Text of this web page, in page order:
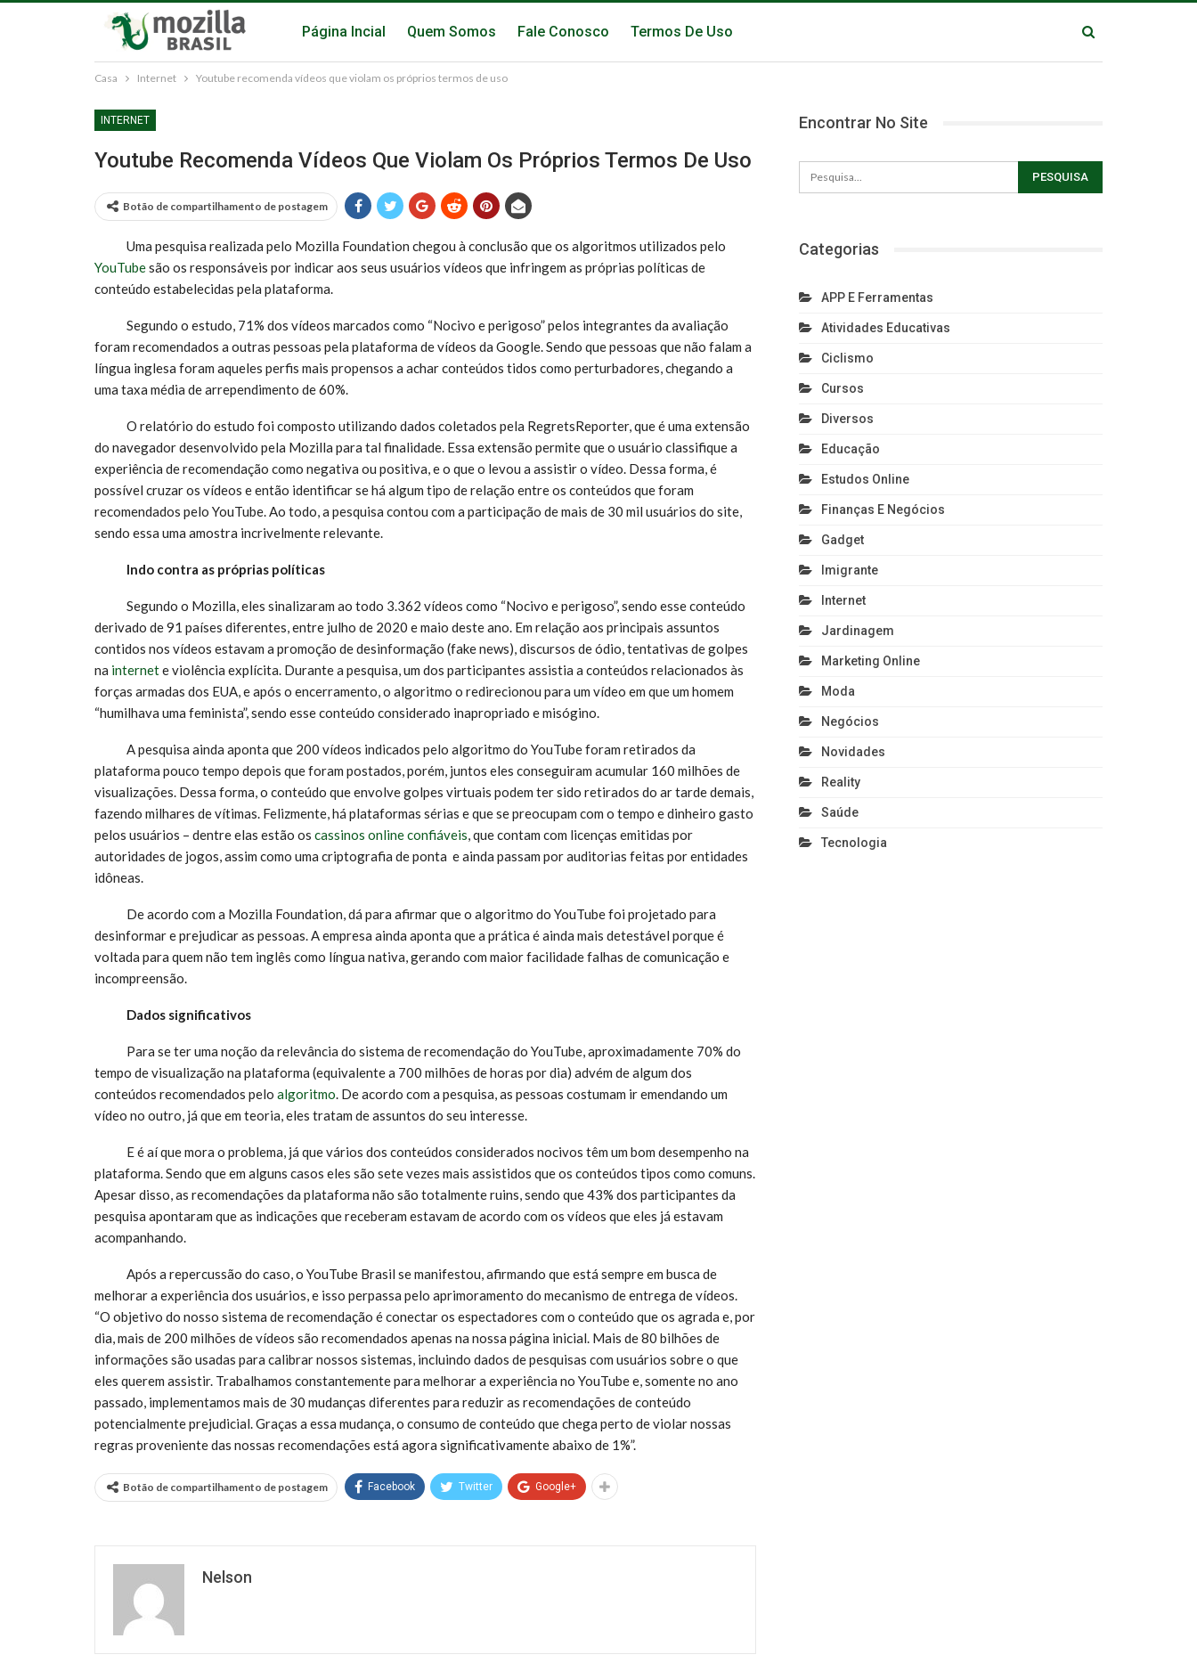
Página Incial Quem Somos Fale Conosco Termos De Uso
Casa Internet Youtube recomenda vídeos que violam os próprios termos de uso
INTERNET
Youtube Recomenda Vídeos Que Violam Os Próprios Termos De Uso
Botão de compartilhamento de postagem
Uma pesquisa realizada pelo Mozilla Foundation chegou à conclusão que os algoritmos utilizados pelo
YouTubesão os responsáveis por indicar aos seus usuários vídeos que infringem as próprias políticas de
conteúdo estabelecidas pela plataforma.
Segundo o estudo, 71% dos vídeos marcados como “Nocivo e perigoso” pelos integrantes da avaliação
foram recomendados a outras pessoas pela plataforma de vídeos da Google. Sendo que pessoas que não falam a
língua inglesa foram aqueles perfis mais propensos a achar conteúdos tidos como perturbadores, chegando a
uma taxa média de arrependimento de 60%.
O relatório do estudo foi composto utilizando dados coletados pela RegretsReporter, que é uma extensão
do navegador desenvolvido pela Mozilla para tal finalidade. Essa extensão permite que o usuário classifique a
experiência de recomendação como negativa ou positiva, e o que o levou a assistir o vídeo. Dessa forma, é
possível cruzar os vídeos e então identificar se há algum tipo de relação entre os conteúdos que foram
recomendados pelo YouTube. Ao todo, a pesquisa contou com a participação de mais de 30 mil usuários do site,
sendo essa uma amostra incrivelmente relevante.
Indo contra as próprias políticas
Segundo o Mozilla, eles sinalizaram ao todo 3.362 vídeos como “Nocivo e perigoso”, sendo esse conteúdo
derivado de 91 países diferentes, entre julho de 2020 e maio deste ano. Em relação aos principais assuntos
contidos nos vídeos estavam a promoção de desinformação (fake news), discursos de ódio, tentativas de golpes
na internete violência explícita. Durante a pesquisa, um dos participantes assistia a conteúdos relacionados às
forças armadas dos EUA, e após o encerramento, o algoritmo o redirecionou para um vídeo em que um homem
“humilhava uma feminista”, sendo esse conteúdo considerado inapropriado e misógino.
A pesquisa ainda aponta que 200 vídeos indicados pelo algoritmo do YouTube foram retirados da
plataforma pouco tempo depois que foram postados, porém, juntos eles conseguiram acumular 160 milhões de
visualizações. Dessa forma, o conteúdo que envolve golpes virtuais podem ter sido retirados do ar tarde demais,
fazendo milhares de vítimas. Felizmente, há plataformas sérias e que se preocupam com o tempo e dinheiro gasto
pelos usuários – dentre elas estão os cassinos online confiáveis, que contam com licenças emitidas por
autoridades de jogos, assim como uma criptografia de ponta e ainda passam por auditorias feitas por entidades
idôneas.
De acordo com a Mozilla Foundation, dá para afirmar que o algoritmo do YouTube foi projetado para
desinformar e prejudicar as pessoas. A empresa ainda aponta que a prática é ainda mais detestável porque é
voltada para quem não tem inglês como língua nativa, gerando com maior facilidade falhas de comunicação e
incompreensão.
Dados significativos
Para se ter uma noção da relevância do sistema de recomendação do YouTube, aproximadamente 70% do
tempo de visualização na plataforma (equivalente a 700 milhões de horas por dia) advém de algum dos
conteúdos recomendados pelo algoritmo. De acordo com a pesquisa, as pessoas costumam ir emendando um
vídeo no outro, já que em teoria, eles tratam de assuntos do seu interesse.
E é aí que mora o problema, já que vários dos conteúdos considerados nocivos têm um bom desempenho na
plataforma. Sendo que em alguns casos eles são sete vezes mais assistidos que os conteúdos tipos como comuns.
Apesar disso, as recomendações da plataforma não são totalmente ruins, sendo que 43% dos participantes da
pesquisa apontaram que as indicações que receberam estavam de acordo com os vídeos que eles já estavam
acompanhando.
Após a repercussão do caso, o YouTube Brasil se manifestou, afirmando que está sempre em busca de
melhorar a experiência dos usuários, e isso perpassa pelo aprimoramento do mecanismo de entrega de vídeos.
“O objetivo do nosso sistema de recomendação é conectar os espectadores com o conteúdo que os agrada e, por
dia, mais de 200 milhões de vídeos são recomendados apenas na nossa página inicial. Mais de 80 bilhões de
informações são usadas para calibrar nossos sistemas, incluindo dados de pesquisas com usuários sobre o que
eles querem assistir. Trabalhamos constantemente para melhorar a experiência no YouTube e, somente no ano
passado, implementamos mais de 30 mudanças diferentes para reduzir as recomendações de conteúdo
potencialmente prejudicial. Graças a essa mudança, o consumo de conteúdo que chega perto de violar nossas
regras proveniente das nossas recomendações está agora significativamente abaixo de 1%”.
Botão de compartilhamento de postagem Facebook Twitter Google+
Nelson
Encontrar No Site
Categorias
APP E Ferramentas
Atividades Educativas
Ciclismo
Cursos
Diversos
Educação
Estudos Online
Finanças E Negócios
Gadget
Imigrante
Internet
Jardinagem
Marketing Online
Moda
Negócios
Novidades
Reality
Saúde
Tecnologia